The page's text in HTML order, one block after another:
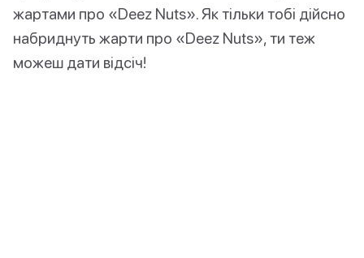
жартами про «Deez Nuts». Як тільки тобі дійсно
набриднуть жарти про «Deez Nuts», ти теж
можеш дати відсіч!